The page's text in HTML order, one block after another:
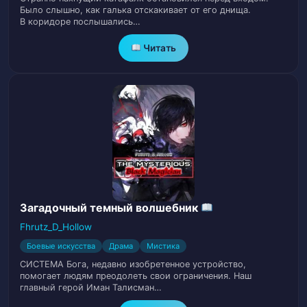
26
бывает[1]
Том 1. Глава 26. FPS
Преступления Августа
Том 1. Глава 28. Самоубийственный
Том 1. Глава 29. Буйство
31 Том 1. Глава 30. Поверженный
32 Том 1. Глава 31. Рыцарь веры
33
Том 1. Глава 32. Фрагмент прошлого: как
приручить плюшевую игрушку
Было слышно, как галька отскакивает от его днища.
В коридоре послышались…
Читать
Загадочный темный волшебник
Fhrutz_D_Hollow
Боевые искусства Драма Мистика
СИСТЕМА Бога, недавно изобретенное устройство,
помогает людям преодолеть свои ограничения. Наш
главный герой Иман Талисман…